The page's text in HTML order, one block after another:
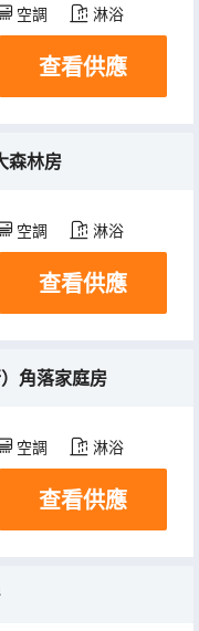
空調 淋浴
冰箱
查看供應
森林房
空調 淋浴
冰箱
查看供應
）角落家庭房
空調 淋浴
冰箱
查看供應